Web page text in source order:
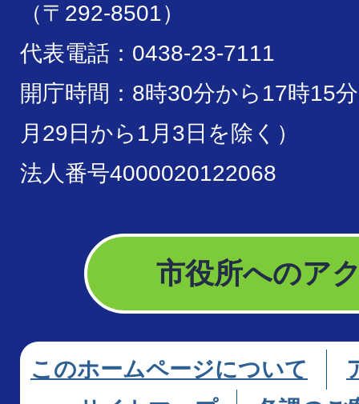
（〒292-8501）
代表電話：0438-23-7111
開庁時間：8時30分から17時15
月29日から1月3日を除く）
法人番号4000020122068
市役所へのア
このホームページについて